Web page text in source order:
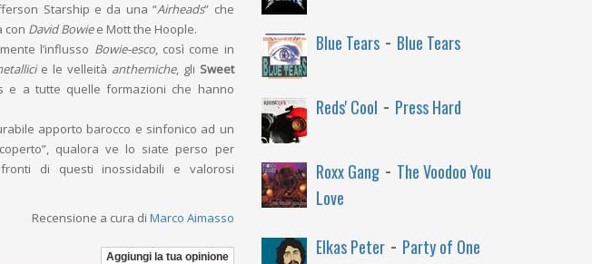
Starship e da una “Airheads” che
con David Bowiee Mott the Hoople.
l’influsso Bowie-esco, così come in
e le velleità anthemiche, gli Sweet
e a tutte quelle formazioni che hanno
apporto barocco e sinfonico ad un
qualora ve lo siate perso per
di questi inossidabili e valorosi
Recensione a cura di Marco Aimasso
Aggiungi la tua opinione
Blue Tears- Blue Tears
Reds' Cool - Press Hard
Roxx Gang- The Voodoo You
Love
Elkas Peter- Party of One